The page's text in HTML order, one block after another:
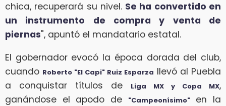
chica, recuperará su nivel. Se ha convertido en
un instrumento de compra y venta de
piernas", apuntó el mandatario estatal.
El gobernador evocó la época dorada del club,
cuando Roberto "El Capi" Ruiz Esparza llevó al Puebla
a conquistar títulos de
Liga MX y Copa MX,
ganándose el apodo de
"Campeonísimo"en la